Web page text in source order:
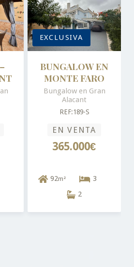
EXCLUSIVA
BUNGALOW EN
MONTE FARO
Bungalow en Gran
Alacant
REF:189-S
EN VENTA
365.000€
92m²
3
2